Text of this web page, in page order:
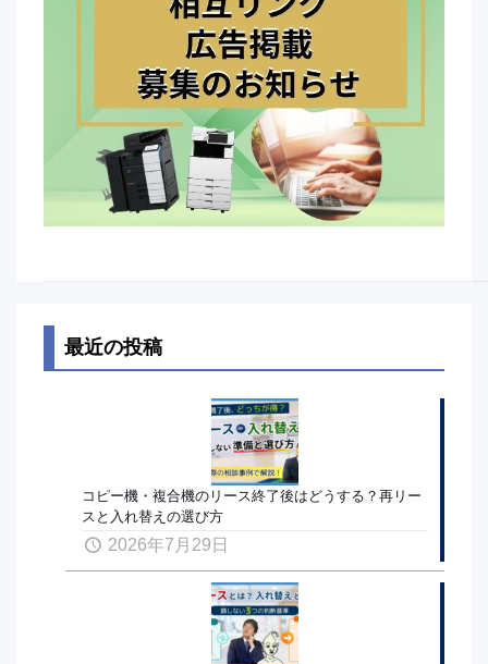
最近の投稿
コピー機・複合機のリース終了後はどうする？再リー
スと入れ替えの選び方
2026年7月29日